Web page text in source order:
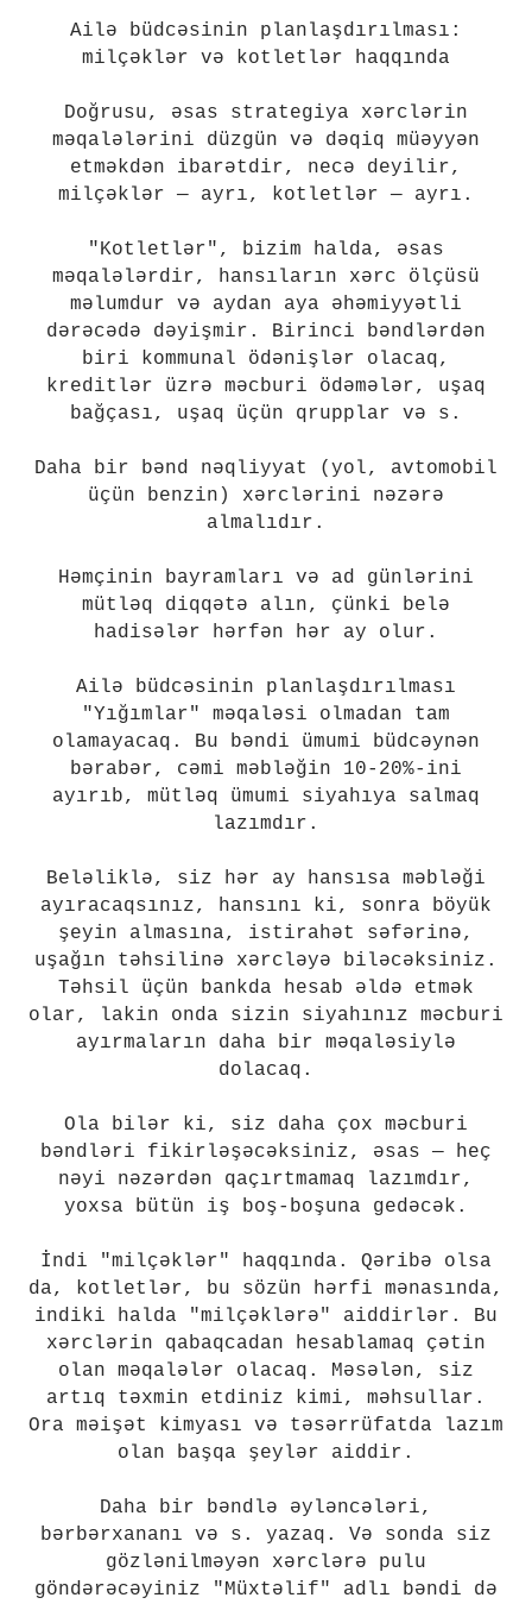
Ailə büdcəsinin planlaşdırılması:
milçəklər və kotletlər haqqında
Doğrusu, əsas strategiya xərclərin
məqalələrini düzgün və dəqiq müəyyən
etməkdən ibarətdir, necə deyilir,
milçəklər — ayrı, kotletlər — ayrı.
"Kotletlər", bizim halda, əsas
məqalələrdir, hansıların xərc ölçüsü
məlumdur və aydan aya əhəmiyyətli
dərəcədə dəyişmir. Birinci bəndlərdən
biri kommunal ödənişlər olacaq,
kreditlər üzrə məcburi ödəmələr, uşaq
bağçası, uşaq üçün qrupplar və s.
Daha bir bənd nəqliyyat (yol, avtomobil
üçün benzin) xərclərini nəzərə
almalıdır.
Həmçinin bayramları və ad günlərini
mütləq diqqətə alın, çünki belə
hadisələr hərfən hər ay olur.
Ailə büdcəsinin planlaşdırılması
"Yığımlar" məqaləsi olmadan tam
olamayacaq. Bu bəndi ümumi büdcəynən
bərabər, cəmi məbləğin 10-20%-ini
ayırıb, mütləq ümumi siyahıya salmaq
lazımdır.
Beləliklə, siz hər ay hansısa məbləği
ayıracaqsınız, hansını ki, sonra böyük
şeyin almasına, istirahət səfərinə,
uşağın təhsilinə xərcləyə biləcəksiniz.
Təhsil üçün bankda hesab əldə etmək
olar, lakin onda sizin siyahınız məcburi
ayırmaların daha bir məqaləsiylə
dolacaq.
Ola bilər ki, siz daha çox məcburi
bəndləri fikirləşəcəksiniz, əsas — heç
nəyi nəzərdən qaçırtmamaq lazımdır,
yoxsa bütün iş boş-boşuna gedəcək.
İndi "milçəklər" haqqında. Qəribə olsa
da, kotletlər, bu sözün hərfi mənasında,
indiki halda "milçəklərə" aiddirlər. Bu
xərclərin qabaqcadan hesablamaq çətin
olan məqalələr olacaq. Məsələn, siz
artıq təxmin etdiniz kimi, məhsullar.
Ora məişət kimyası və təsərrüfatda lazım
olan başqa şeylər aiddir.
Daha bir bəndlə əyləncələri,
bərbərxananı və s. yazaq. Və sonda siz
gözlənilməyən xərclərə pulu
göndərəcəyiniz "Müxtəlif" adlı bəndi də